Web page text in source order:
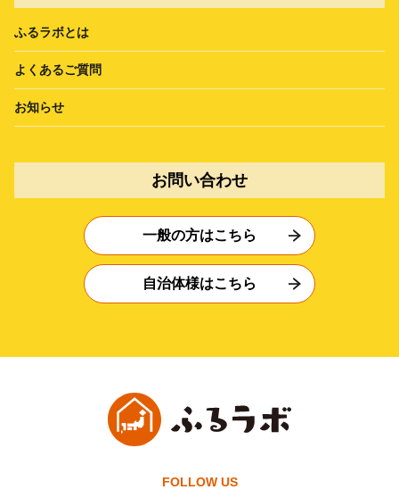
ふるラボとは
よくあるご質問
お知らせ
お問い合わせ
一般の方はこちら
自治体様はこちら
FOLLOW US